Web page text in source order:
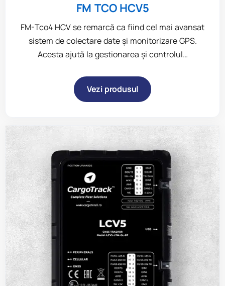
FM TCO HCV5
FM-Tco4 HCV se remarcă ca fiind cel mai avansat
sistem de colectare date și monitorizare GPS.
Acesta ajută la gestionarea și controlul…
Vezi produsul